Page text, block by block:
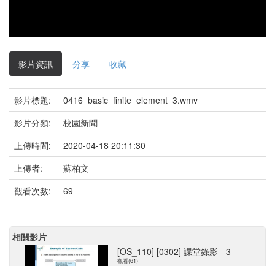
影片資訊 分享 收藏
影片標題:
0416_basic_finite_element_3.wmv
影片分類:
校園新聞
上傳時間:
2020-04-18 20:11:30
上傳者:
蘇柏文
觀看次數:
69
相關影片
[OS_110] [0302] 課堂錄影 - 3
觀看(61)